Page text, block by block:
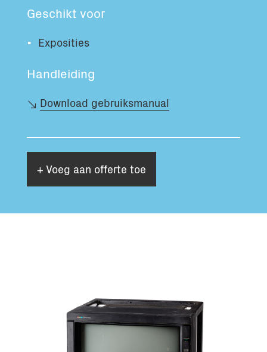
Geschikt voor
Exposities
Handleiding
Download gebruiksmanual
+ Voeg aan offerte toe